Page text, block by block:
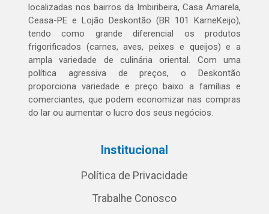
localizadas nos bairros da Imbiribeira, Casa Amarela,
Ceasa-PE e Lojão Deskontão (BR 101 KarneKeijo),
tendo como grande diferencial os produtos
frigorificados (carnes, aves, peixes e queijos) e a
ampla variedade de culinária oriental. Com uma
política agressiva de preços, o Deskontão
proporciona variedade e preço baixo a famílias e
comerciantes, que podem economizar nas compras
do lar ou aumentar o lucro dos seus negócios.
Institucional
Política de Privacidade
Trabalhe Conosco